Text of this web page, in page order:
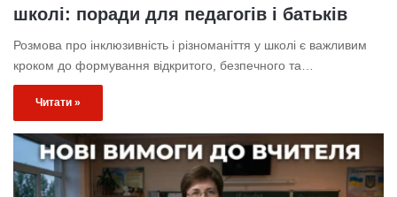
школі: поради для педагогів і батьків
Розмова про інклюзивність і різноманіття у школі є важливим
кроком до формування відкритого, безпечного та…
Читати »